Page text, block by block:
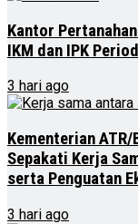
Kantor
IKM dan IPK
3 hari ago
Kementerian ATR/
Sepakati Kerja
serta Penguatan
3 hari ago